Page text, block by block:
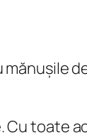
Cu toate